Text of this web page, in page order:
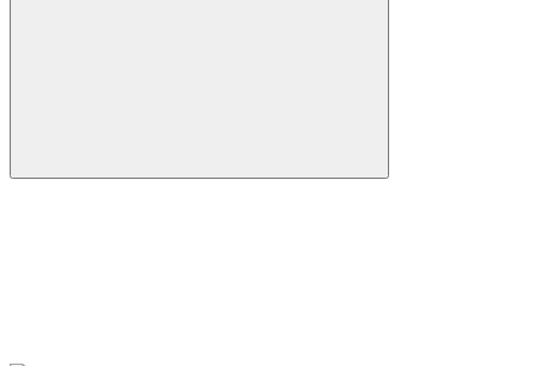
Buscar